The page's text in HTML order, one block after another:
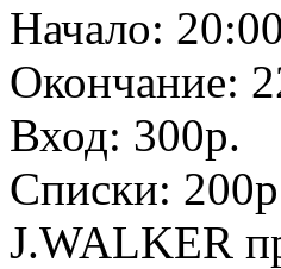
Начало: 20:00
Окончание:
Вход: 300р.
Списки:
J.WALKER